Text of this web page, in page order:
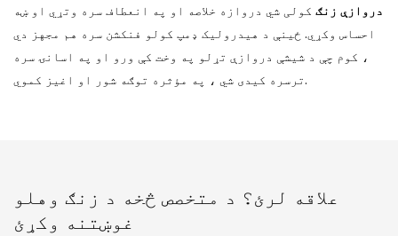
دروازې زنګ کولی شي دروازه خلاصه او په انعطاف سره وتړي او ښه
احساس وکړي. ځینې ​​​​د هیدرولیک ډمپ کولو فنکشن سره هم مجهز دي
، کوم چې د شیشې دروازې تړلو په وخت کې ورو او په اسانۍ سره
ترسره کیدی شي ، په مؤثره توګه شور او اغیز کموي.
علاقه لرئ؟ د متخصص څخه د زنګ وهلو
غوښتنه وکړئ